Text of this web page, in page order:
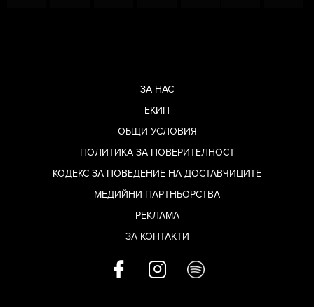
ЗА НАС
ЕКИП
ОБЩИ УСЛОВИЯ
ПОЛИТИКА ЗА ПОВЕРИТЕЛНОСТ
КОДЕКС ЗА ПОВЕДЕНИЕ НА ДОСТАВЧИЦИТЕ
МЕДИЙНИ ПАРТНЬОРСТВА
РЕКЛАМА
ЗА КОНТАКТИ